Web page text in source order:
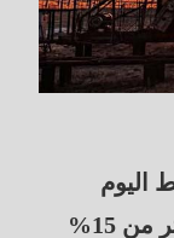
اليوم
الأربعاء، لكن من المتوقع تراجعها بأكثر من 15%